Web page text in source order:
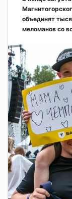
объединят
меломанов со